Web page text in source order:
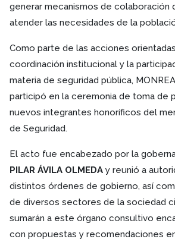
generar mecanismos de colaboración
atender las necesidades de la
Como parte de las acciones
coordinación institucional y la
materia de seguridad pública,
participó en la ceremonia de toma de
nuevos integrantes honoríficos del
de Seguridad.
El acto fue encabezado por la
PILAR ÁVILA OLMEDA y reunió a
distintos órdenes de gobierno, así
de diversos sectores de la sociedad
sumarán a este órgano consultivo
con propuestas y recomendaciones